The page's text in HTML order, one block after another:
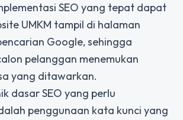
SEO yang tepat dapat
UMKM tampil di halaman
Google, sehingga
pelanggan menemukan
yang ditawarkan.
dasar SEO yang perlu
penggunaan kata kunci yang